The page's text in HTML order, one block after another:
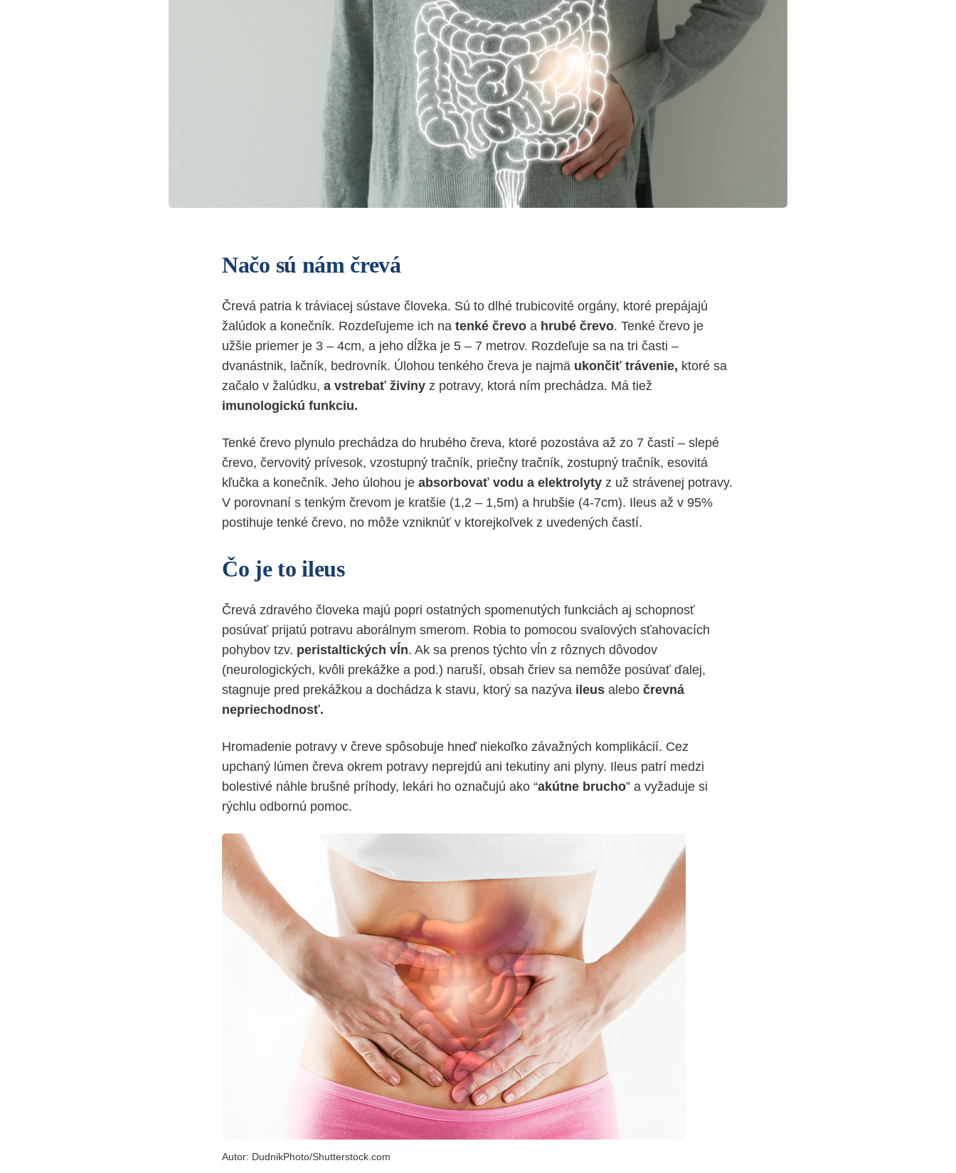
Načo sú nám črevá
Črevá patria k tráviacej sústave človeka. Sú to dlhé trubicovité orgány, ktoré prepájajú
žalúdok a konečník. Rozdeľujeme ich na tenké črevo a hrubé črevo. Tenké črevo je
užšie priemer je 3 – 4cm, a jeho dĺžka je 5 – 7 metrov. Rozdeľuje sa na tri časti –
dvanástnik, lačník, bedrovník. Úlohou tenkého čreva je najmä ukončiť trávenie, ktoré sa
začalo v žalúdku, a vstrebať živiny z potravy, ktorá ním prechádza. Má tiež
imunologickú funkciu.
Tenké črevo plynulo prechádza do hrubého čreva, ktoré pozostáva až zo 7 častí – slepé
črevo, červovitý prívesok, vzostupný tračník, priečny tračník, zostupný tračník, esovitá
kľučka a konečník. Jeho úlohou je absorbovať vodu a elektrolyty z už strávenej potravy.
V porovnaní s tenkým črevom je kratšie (1,2 – 1,5m) a hrubšie (4-7cm). Ileus až v 95%
postihuje tenké črevo, no môže vzniknúť v ktorejkoľvek z uvedených častí.
Čo je to ileus
Črevá zdravého človeka majú popri ostatných spomenutých funkciách aj schopnosť
posúvať prijatú potravu aborálnym smerom. Robia to pomocou svalových sťahovacích
pohybov tzv. peristaltických vĺn. Ak sa prenos týchto vĺn z rôznych dôvodov
(neurologických, kvôli prekážke a pod.) naruší, obsah čriev sa nemôže posúvať ďalej,
stagnuje pred prekážkou a dochádza k stavu, ktorý sa nazýva ileus alebo črevná
nepriechodnosť.
Hromadenie potravy v čreve spôsobuje hneď niekoľko závažných komplikácií. Cez
upchaný lúmen čreva okrem potravy neprejdú ani tekutiny ani plyny. Ileus patrí medzi
bolestivé náhle brušné príhody, lekári ho označujú ako “akútne brucho” a vyžaduje si
rýchlu odbornú pomoc.
Autor: DudnikPhoto/Shutterstock.com